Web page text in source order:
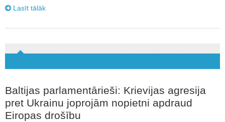
Lasīt tālāk
Baltijas parlamentārieši: Krievijas agresija
pret Ukrainu joprojām nopietni apdraud
Eiropas drošību